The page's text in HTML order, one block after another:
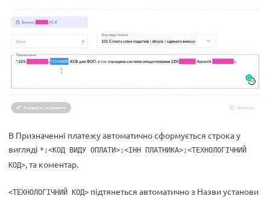
В Призначенні платежу автоматично сформується строка у
вигляді *;<КОД ВИДУ ОПЛАТИ>;<ІНН ПЛАТНИКА>;<ТЕХНОЛОГІЧНИЙ
КОД>, та коментар.
<ТЕХНОЛОГІЧНИЙ КОД> підтянеться автоматично з Назви установи